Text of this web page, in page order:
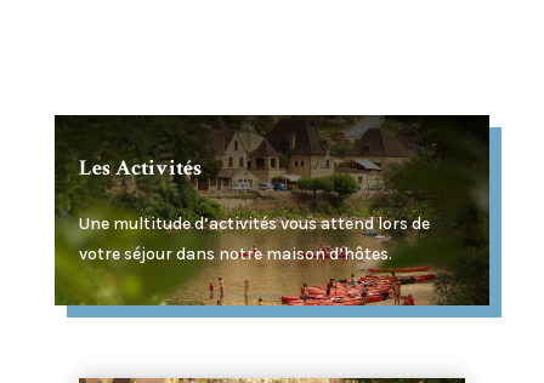
Les Activités
Une multitude d’activités vous attend lors de
votre séjour dans notre maison d’hôtes.